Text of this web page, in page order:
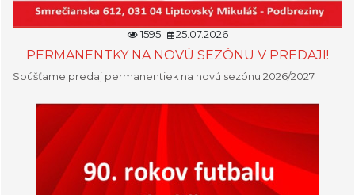
1595 25.07.2026
PERMANENTKY NA NOVÚ SEZÓNU V PREDAJI!
Spúšťame predaj permanentiek na novú sezónu 2026/2027.